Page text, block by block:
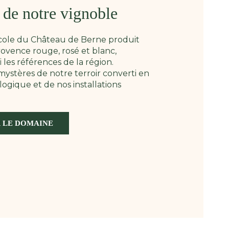
notre vignoble
du Château de Berne produit
rouge, rosé et blanc,
références de la région.
de notre terroir converti en
et de nos installations
LE DOMAINE